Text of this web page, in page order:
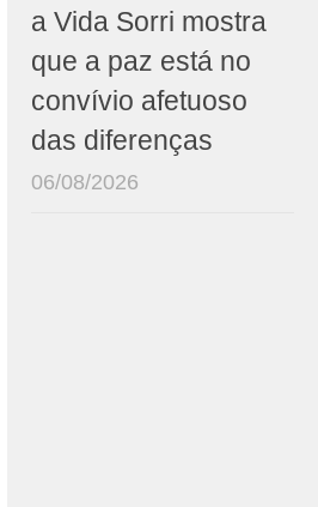
a Vida Sorri mostra
que a paz está no
convívio afetuoso
das diferenças
06/08/2026